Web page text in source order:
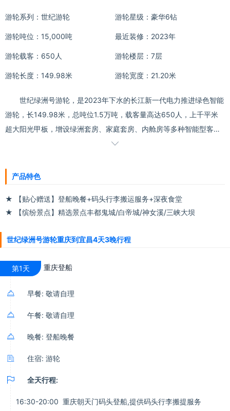
游轮系列： 世纪游轮 游轮星级：豪华6钻
游轮吨位：15,000吨 最近装修：2023年
游轮载客：650人 游轮楼层：7层
游轮长度：149.98米 游轮宽度：21.20米
世纪绿洲号游轮，是2023年下水的长江新一代电力推进绿色智能
游轮，长149.98米，总吨位1.5万吨，载客量高达650人，上千平米
超大阳光甲板，增设绿洲套房、家庭套房、内舱房等多种智能型客
房，世纪绿洲号是长江乃至世界内河载客量最大、智能化水平最高的
最。

产品特色
★ 【贴心赠送】登船晚餐+码头行李搬运服务+深夜食堂
★ 【缤纷景点】精选景点丰都鬼城/白帝城/神女溪/三峡大坝
世纪绿洲号游轮重庆到宜昌4天3晚行程
第1天 重庆登船
 早餐: 敬请自理
 午餐: 敬请自理
 晚餐: 登船晚餐
 住宿: 游轮
 全天行程:
16:30-20:00 重庆朝天门码头登船,提供码头行李搬提服务